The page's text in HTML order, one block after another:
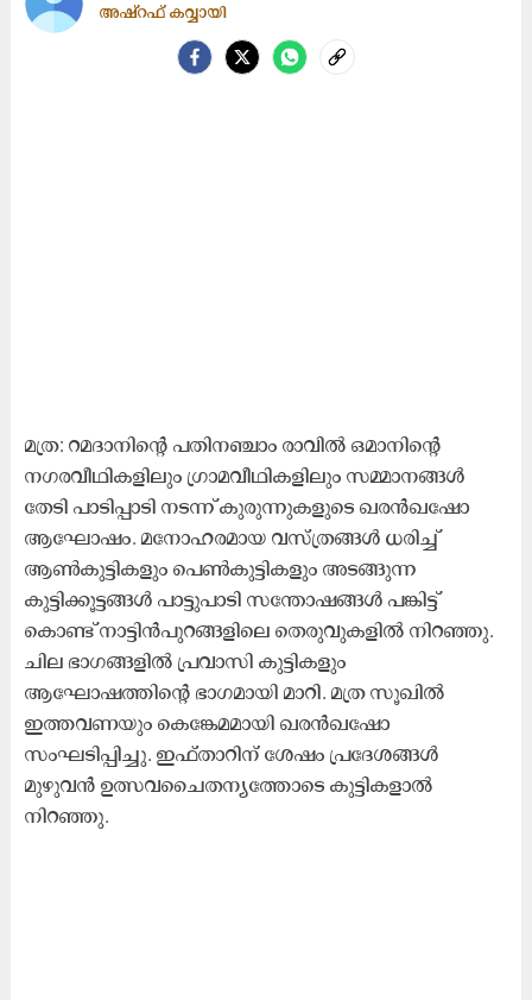
അഷ്റഫ് കവ്വായി
മത്ര: റമദാനിന്റെ പതിനഞ്ചാം രാവിൽ ഒമാനിന്റെ
നഗരവീഥികളിലും ഗ്രാമവീഥികളിലും സമ്മാനങ്ങൾ
തേടി പാടിപ്പാടി നടന്ന് കുരുന്നുകളുടെ ഖരൻഖഷോ
ആഘോഷം. മനോഹരമായ വസ്ത്രങ്ങള്‍ ധരിച്ച്
ആണ്‍കുട്ടികളും പെണ്‍കുട്ടികളും അടങ്ങുന്ന
കുട്ടിക്കൂട്ടങ്ങള്‍ പാട്ടുപാടി സന്തോഷങ്ങള്‍ പങ്കിട്ട്
കൊണ്ട് നാട്ടിന്‍പുറങ്ങളിലെ തെരുവുകളിൽ നിറഞ്ഞു.
ചില ഭാഗങ്ങളില്‍ പ്രവാസി കുട്ടികളും
ആഘോഷത്തിന്‍റെ ഭാഗമായി മാറി. മത്ര സൂഖിൽ
ഇത്തവണയും കെങ്കേമമായി ഖരൻഖഷോ
സംഘടിപ്പിച്ചു. ഇഫ്താറിന് ശേഷം പ്രദേശങ്ങൾ
മുഴുവൻ ഉത്സവചൈതന്യത്തോടെ കുട്ടികളാൽ
നിറഞ്ഞു.